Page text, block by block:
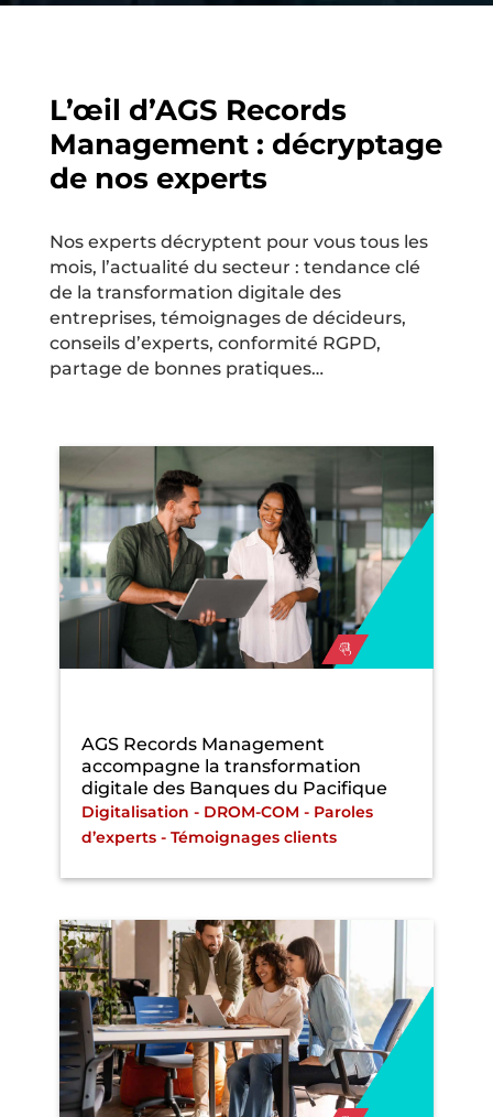
L’œil d’AGS Records
Management : décryptage
de nos experts
Nos experts décryptent pour vous tous les
mois, l’actualité du secteur : tendance clé
de la transformation digitale des
entreprises, témoignages de décideurs,
conseils d’experts, conformité RGPD,
partage de bonnes pratiques…
AGS Records Management
accompagne la transformation
digitale des Banques du Pacifique
Digitalisation - DROM-COM - Paroles
d’experts- Témoignages clients